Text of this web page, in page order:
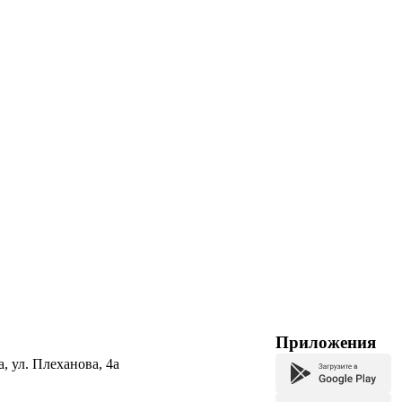
ул. Плеханова, 4а
Приложения